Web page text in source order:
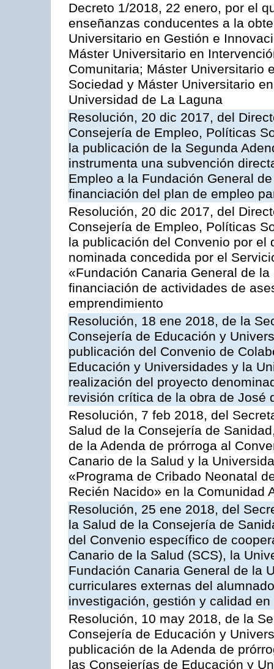
Decreto 1/2018, 22 enero, por el
enseñanzas conducentes a la
Universitario en Gestión e
Máster Universitario en
Comunitaria; Máster Universitario
Sociedad y Máster Universitario
Universidad de La Laguna
Resolución, 20 dic 2017, del
Consejería de Empleo, Políticas
la publicación de la Segunda
instrumenta una subvención
Empleo a la Fundación General
financiación del plan de empleo
Resolución, 20 dic 2017, del
Consejería de Empleo, Políticas
la publicación del Convenio por
nominada concedida por el
«Fundación Canaria General de
financiación de actividades de
emprendimiento
Resolución, 18 ene 2018, de la
Consejería de Educación y
publicación del Convenio de
Educación y Universidades y la
realización del proyecto
revisión crítica de la obra de José
Resolución, 7 feb 2018, del
Salud de la Consejería de
de la Adenda de prórroga al
Canario de la Salud y la
«Programa de Cribado Neonatal
Recién Nacido» en la Comunidad
Resolución, 25 ene 2018, del
la Salud de la Consejería de
del Convenio específico de
Canario de la Salud (SCS), la
Fundación Canaria General de la
curriculares externas del
investigación, gestión y calidad
Resolución, 10 may 2018, de la
Consejería de Educación y
publicación de la Adenda de
las Consejerías de Educación y